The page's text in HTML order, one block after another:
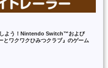
よう！Nintendo Switch™および
ワクワクひみつクラブ』のゲーム